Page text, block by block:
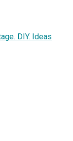
DIY. Ideas